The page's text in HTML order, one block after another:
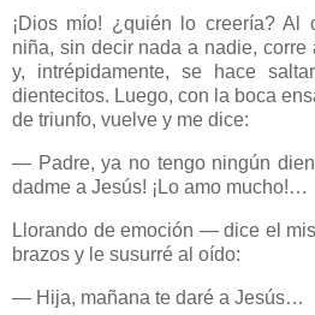
¡Dios mío! ¿quién lo creería? Al
niña, sin decir nada a nadie, corre
y, intrépidamente, se hace
dientecitos. Luego, con la boca
de triunfo, vuelve y me dice:
— Padre, ya no tengo ningún
dadme a Jesús! ¡Lo amo mucho!…
Llorando de emoción — dice el
brazos y le susurré al oído:
— Hija, mañana te daré a Jesús…